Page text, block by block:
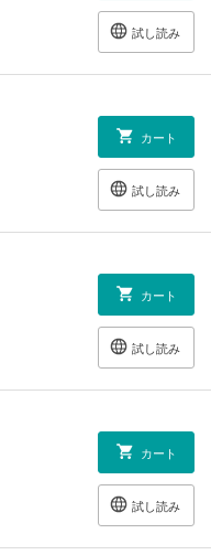
試し読み
カート
試し読み
カート
試し読み
カート
試し読み